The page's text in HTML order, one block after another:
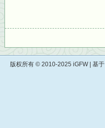
版权所有 © 2010-2025 iGFW | 基于